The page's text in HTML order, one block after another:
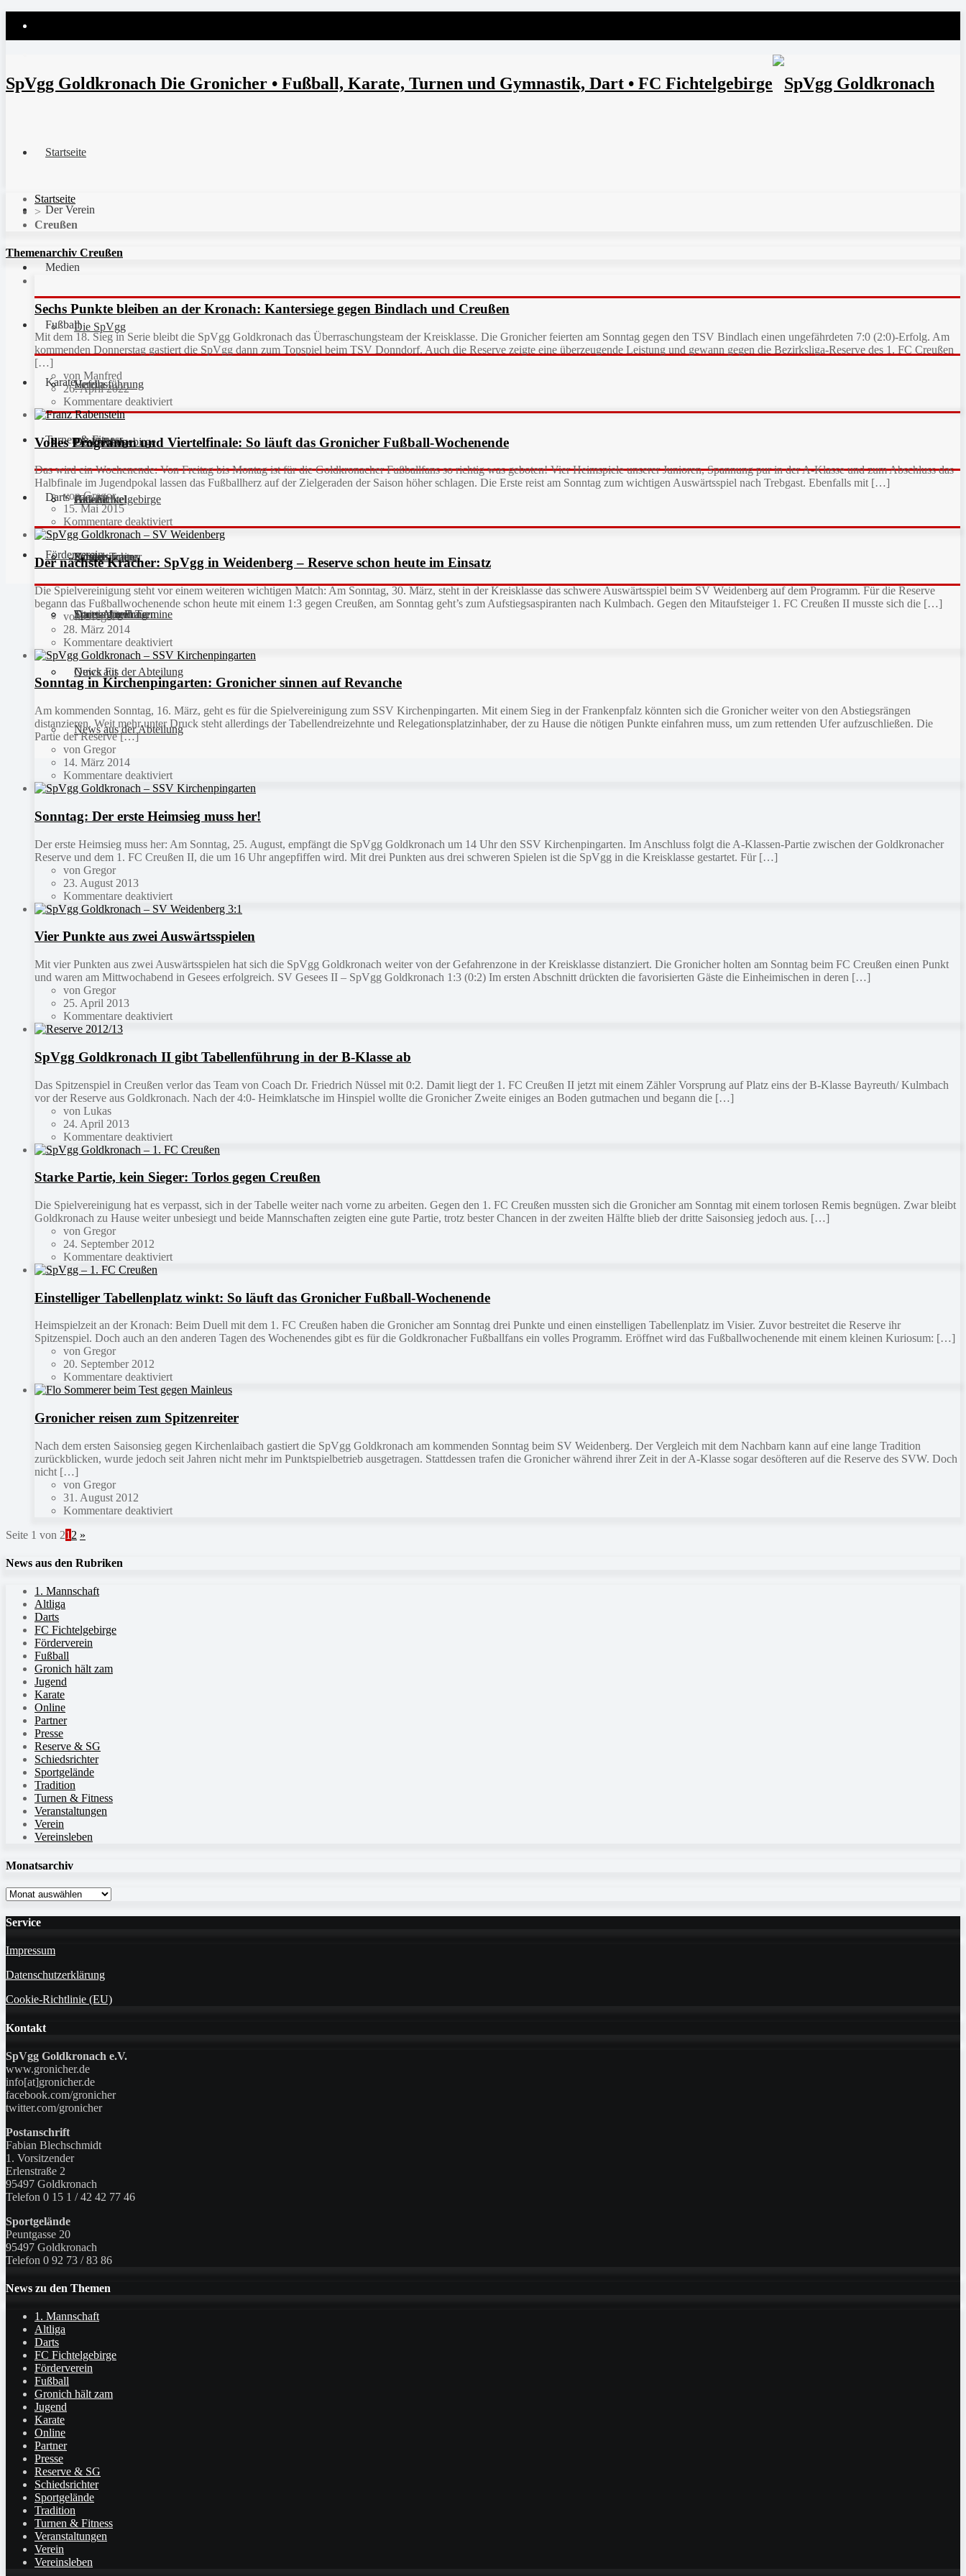
SpVgg Goldkronach Die Gronicher • Fußball, Karate, Turnen und Gymnastik, Dart • FC Fichtelgebirge
Startseite
Der Verein
Die SpVgg
Vereinsführung
Geschichte
Fan-Artikel
Partner
Sportanlagen
Medien
Hefdla
Downloads
Galerie
Fußball
FC Fichtelgebirge
JFG Fichtelgebirge
Schiedsrichter
Karate
Aktuell
Unsere Trainer
Training und Termine
Turnen & Fitness
Kinderturnen
Fitness für Frauen
Quick Fit
News aus der Abteilung
Darts
Darts-Abteilung
News aus der Abteilung
Förderverein
Startseite
>
Creußen
Themenarchiv Creußen
Sechs Punkte bleiben an der Kronach: Kantersiege gegen Bindlach und Creußen
Mit dem 18. Sieg in Serie bleibt die SpVgg Goldkronach das Überraschungsteam der Kreisklasse. Die Gronicher feierten am Sonntag gegen den TSV Bindlach einen ungefährdeten 7:0 (2:0)-Erfolg. Am
kommenden Donnerstag gastiert die SpVgg dann zum Topspiel beim TSV Donndorf. Auch die Reserve zeigte eine überzeugende Leistung und gewann gegen die Bezirksliga-Reserve des 1. FC Creußen
[…]
von Manfred
26. April 2022
Kommentare deaktiviert
Volles Programm und Viertelfinale: So läuft das Gronicher Fußball-Wochenende
Das wird ein Wochenende: Von Freitag bis Montag ist für die Goldkronacher Fußballfans so richtig was geboten! Vier Heimspiele unserer Junioren, Spannung pur in der A-Klasse und zum Abschluss das
Halbfinale im Jugendpokal lassen das Fußballherz auf der Zielgeraden der Saison höher schlagen. Die Erste reist am Sonntag zum wichtigen Auswärtsspiel nach Trebgast. Ebenfalls mit […]
von Gregor
15. Mai 2015
Kommentare deaktiviert
Der nächste Kracher: SpVgg in Weidenberg – Reserve schon heute im Einsatz
Die Spielvereinigung steht vor einem weiteren wichtigen Match: Am Sonntag, 30. März, steht in der Kreisklasse das schwere Auswärtsspiel beim SV Weidenberg auf dem Programm. Für die Reserve
begann das Fußballwochenende schon heute mit einem 1:3 gegen Creußen, am Sonntag geht’s zum Aufstiegsaspiranten nach Kulmbach. Gegen den Mitaufsteiger 1. FC Creußen II musste sich die […]
von Gregor
28. März 2014
Kommentare deaktiviert
Sonntag in Kirchenpingarten: Gronicher sinnen auf Revanche
Am kommenden Sonntag, 16. März, geht es für die Spielvereinigung zum SSV Kirchenpingarten. Mit einem Sieg in der Frankenpfalz könnten sich die Gronicher weiter von den Abstiegsrängen
distanzieren. Weit mehr unter Druck steht allerdings der Tabellendreizehnte und Relegationsplatzinhaber, der zu Hause die nötigen Punkte einfahren muss, um zum rettenden Ufer aufzuschließen. Die
Partie der Reserve […]
von Gregor
14. März 2014
Kommentare deaktiviert
Sonntag: Der erste Heimsieg muss her!
Der erste Heimsieg muss her: Am Sonntag, 25. August, empfängt die SpVgg Goldkronach um 14 Uhr den SSV Kirchenpingarten. Im Anschluss folgt die A-Klassen-Partie zwischen der Goldkronacher
Reserve und dem 1. FC Creußen II, die um 16 Uhr angepfiffen wird. Mit drei Punkten aus drei schweren Spielen ist die SpVgg in die Kreisklasse gestartet. Für […]
von Gregor
23. August 2013
Kommentare deaktiviert
Vier Punkte aus zwei Auswärtsspielen
Mit vier Punkten aus zwei Auswärtsspielen hat sich die SpVgg Goldkronach weiter von der Gefahrenzone in der Kreisklasse distanziert. Die Gronicher holten am Sonntag beim FC Creußen einen Punkt
und waren am Mittwochabend in Gesees erfolgreich. SV Gesees II – SpVgg Goldkronach 1:3 (0:2) Im ersten Abschnitt drückten die favorisierten Gäste die Einheimischen in deren […]
von Gregor
25. April 2013
Kommentare deaktiviert
SpVgg Goldkronach II gibt Tabellenführung in der B-Klasse ab
Das Spitzenspiel in Creußen verlor das Team von Coach Dr. Friedrich Nüssel mit 0:2. Damit liegt der 1. FC Creußen II jetzt mit einem Zähler Vorsprung auf Platz eins der B-Klasse Bayreuth/ Kulmbach
vor der Reserve aus Goldkronach. Nach der 4:0- Heimklatsche im Hinspiel wollte die Gronicher Zweite einiges an Boden gutmachen und begann die […]
von Lukas
24. April 2013
Kommentare deaktiviert
Starke Partie, kein Sieger: Torlos gegen Creußen
Die Spielvereinigung hat es verpasst, sich in der Tabelle weiter nach vorne zu arbeiten. Gegen den 1. FC Creußen mussten sich die Gronicher am Sonntag mit einem torlosen Remis begnügen. Zwar bleibt
Goldkronach zu Hause weiter unbesiegt und beide Mannschaften zeigten eine gute Partie, trotz bester Chancen in der zweiten Hälfte blieb der dritte Saisonsieg jedoch aus. […]
von Gregor
24. September 2012
Kommentare deaktiviert
Einstelliger Tabellenplatz winkt: So läuft das Gronicher Fußball-Wochenende
Heimspielzeit an der Kronach: Beim Duell mit dem 1. FC Creußen haben die Gronicher am Sonntag drei Punkte und einen einstelligen Tabellenplatz im Visier. Zuvor bestreitet die Reserve ihr
Spitzenspiel. Doch auch an den anderen Tagen des Wochenendes gibt es für die Goldkronacher Fußballfans ein volles Programm. Eröffnet wird das Fußballwochenende mit einem kleinen Kuriosum: […]
von Gregor
20. September 2012
Kommentare deaktiviert
Gronicher reisen zum Spitzenreiter
Nach dem ersten Saisonsieg gegen Kirchenlaibach gastiert die SpVgg Goldkronach am kommenden Sonntag beim SV Weidenberg. Der Vergleich mit dem Nachbarn kann auf eine lange Tradition
zurückblicken, wurde jedoch seit Jahren nicht mehr im Punktspielbetrieb ausgetragen. Stattdessen trafen die Gronicher während ihrer Zeit in der A-Klasse sogar desöfteren auf die Reserve des SVW. Doch
nicht […]
von Gregor
31. August 2012
Kommentare deaktiviert
Seite 1 von 21 2 »
News aus den Rubriken
1. Mannschaft
Altliga
Darts
FC Fichtelgebirge
Förderverein
Fußball
Gronich hält zam
Jugend
Karate
Online
Partner
Presse
Reserve & SG
Schiedsrichter
Sportgelände
Tradition
Turnen & Fitness
Veranstaltungen
Verein
Vereinsleben
Monatsarchiv
Monatsarchiv
Service
Impressum
Datenschutzerklärung
Cookie-Richtlinie (EU)
Kontakt
SpVgg Goldkronach e.V.
www.gronicher.de
info[at]gronicher.de
facebook.com/gronicher
twitter.com/gronicher
Postanschrift
Fabian Blechschmidt
1. Vorsitzender
Erlenstraße 2
95497 Goldkronach
Telefon 0 15 1 / 42 42 77 46
Sportgelände
Peuntgasse 20
95497 Goldkronach
Telefon 0 92 73 / 83 86
News zu den Themen
1. Mannschaft
Altliga
Darts
FC Fichtelgebirge
Förderverein
Fußball
Gronich hält zam
Jugend
Karate
Online
Partner
Presse
Reserve & SG
Schiedsrichter
Sportgelände
Tradition
Turnen & Fitness
Veranstaltungen
Verein
Vereinsleben